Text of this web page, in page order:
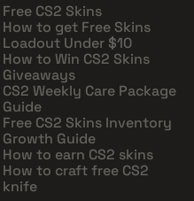
Free CS2 Skins
How to get Free Skins
Loadout Under $10
How to Win CS2 Skins
Giveaways
CS2 Weekly Care Package
Guide
Free CS2 Skins Inventory
Growth Guide
How to earn CS2 skins
How to craft free CS2
knife